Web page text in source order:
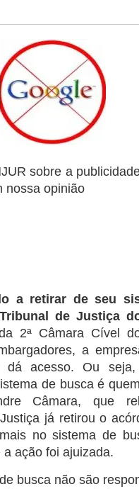
sobre a
nossa opinião
a retirar de seu
de Justiça
2ª Câmara Cível
a
dá acesso. Ou
de busca é
Câmara, que
já retirou o
no sistema de
ação foi ajuizada.
busca não são